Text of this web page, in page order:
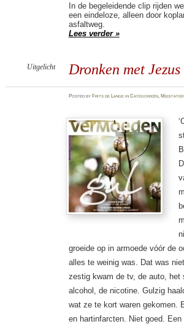
In de begeleidende clip rijden
een eindeloze, alleen door
asfaltweg.
Lees verder »
Dronken met Jezus
Uitgelicht
PostedbyFrits de Lange inCategorieën ,
groeide op in armoede vóór de
alles te weinig was. Dat was
zestig kwam de tv, de auto, het
alcohol, de nicotine. Gulzig
wat ze te kort waren gekomen.
en hartinfarcten. Niet goed. Een